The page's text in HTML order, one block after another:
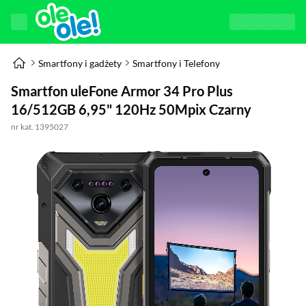
Smartfony i gadżety Smartfony i Telefony
Smartfon uleFone Armor 34 Pro Plus
16/512GB 6,95" 120Hz 50Mpix Czarny
nr kat. 1395027